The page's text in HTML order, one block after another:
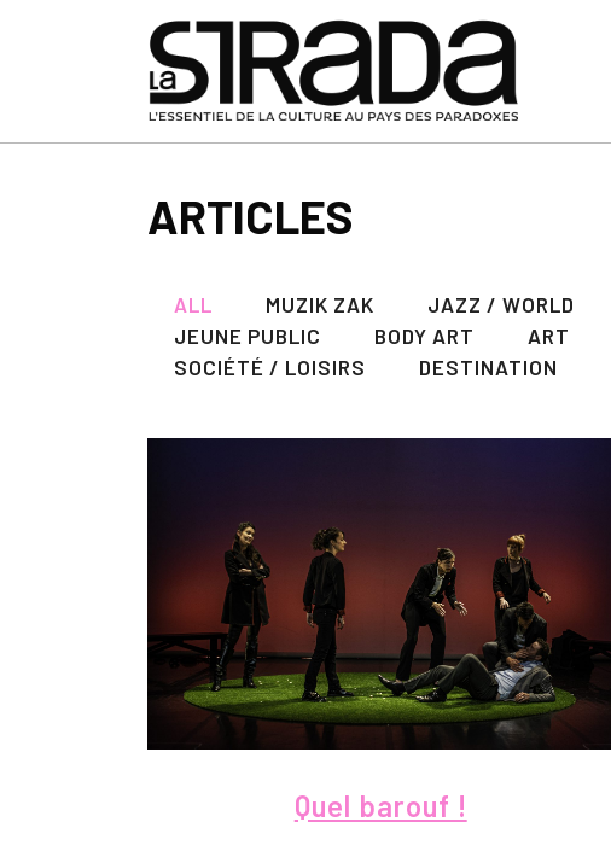
ARTICLES
ALL MUZIK ZAK JAZZ / WORLD
JEUNE PUBLIC
BODY ART ART
SOCIÉTÉ / LOISIRS
DESTINATION
Quel barouf !